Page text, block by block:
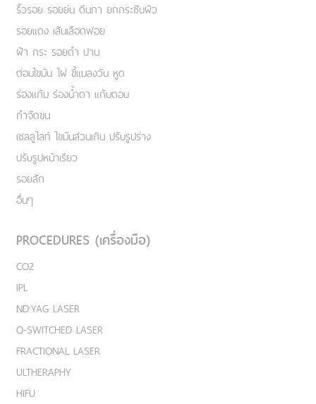
ริ้วรอย รอยย่น ตีนกา ยกกระชับผิว
รอยแดง เส้นเลือดฟอย
ฝ้า กระ รอยดำ ปาน
ต่อมไขมัน ไฝ ขี้แมลงวัน หูด
ร่องแก้ม ร่องน้ำตา แก้มตอบ
กำจัดขน
เชลลูไลท์ ไขมันส่วนเกิน ปรับรูปร่าง
ปรับรูปหน้าเรียว
รอยสัก
อื่นๆ
PROCEDURES (เครื่องมือ)
CO2
IPL
ND:YAG LASER
Q-SWITCHED LASER
FRACTIONAL LASER
ULTHERAPHY
HIFU